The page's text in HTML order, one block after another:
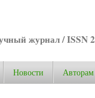
журнал / ISSN
Новости Авторам